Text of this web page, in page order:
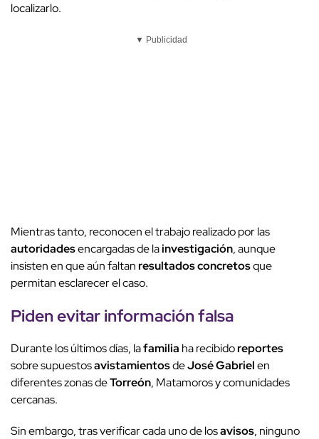
localizarlo.
▼ Publicidad
Mientras tanto, reconocen el trabajo realizado por las
autoridadesencargadas de lainvestigación, aunque
insisten en que aún faltanresultados concretosque
permitan esclarecer el caso.
Piden evitar información falsa
Durante los últimos días, lafamilia ha recibidoreportes
sobre supuestosavistamientosdeJosé Gabrielen
diferentes zonas deTorreón, Matamoros y comunidades
cercanas.
Sin embargo, tras verificar cada uno de losavisos, ninguno